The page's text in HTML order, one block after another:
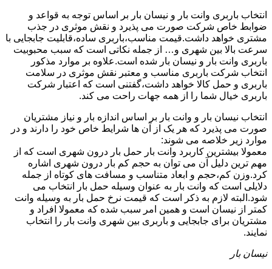
انتخاب باربری وانت بار و نیسان بار بر اساس توجه به قواعد و
ضوابط خاص شرکت صورت می پذیرد و نقش موثری در جذب
مشتری خواهد داشت.قیمت مناسب،باربری ساده،قابلیت جابجایی با
سرعت بالا بین شهری و… از جمله نکاتی است که سبب محبوبیت
باربری وانت بار و نیسان بار شده است.علاوه بر موارد مذکور
انتخاب شرکت باربری مناسب و معتبر نقش موثری در سلامت
باربری و حمل کالا خواهد داشت،گفتنی است که اعتبار شرکت
باربری خیال شما را از همه جهات راحت می کند.
انتخاب نیسان بار و وانت بار بر اساس اندازه بار و نیاز مشتریان
صورت می پذیرد که هر یک از آن ها شرایط خاص خود را دارند و در
موارد زیر خلاصه می شوند:
معمولا بیشترین کاربرد وانت بار حمل بار درون شهری است که از
مهم ترین دلیل آن می توان به حجم کم بار درون شهری اشاره
کرد.وزن کم،حجم و ابعاد متناسب و مسافت های کوتاه از جمله
دلایلی است که وانت بار به عنوان وسیله حمل بار انتخاب می
شود.البته لازم به ذکر است که قیمت نرخ حمل بار به وسیله وانت
کمتر از نیسان است و همین امر سبب شده که معمولا افراد و
مشتریان برای جابجایی و باربری بین شهری وانت بار را انتخاب
نمایند.
نیسان بار